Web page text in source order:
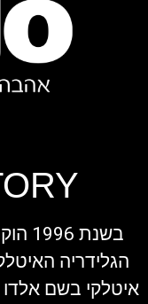
הגלידריה
איטלקי בשם אלדו